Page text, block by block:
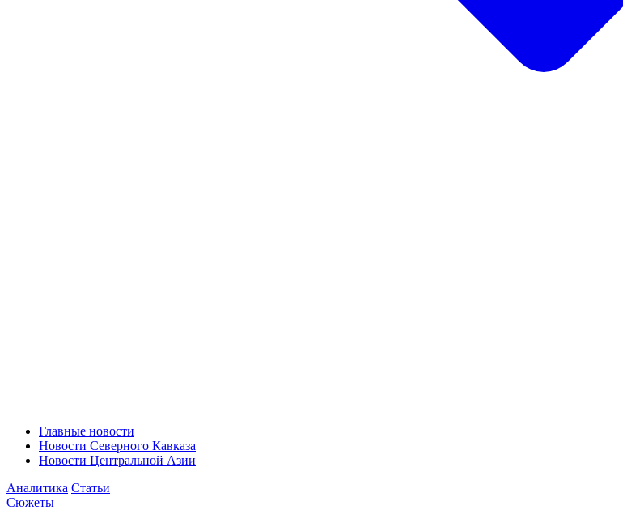
Главные новости
Новости Северного Кавказа
Новости Центральной Азии
Аналитика Статьи
Сюжеты